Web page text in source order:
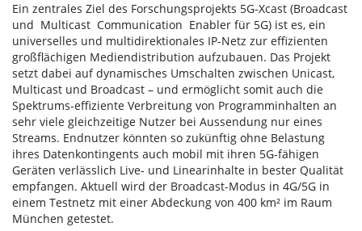
Ein zentrales Ziel des Forschungsprojekts 5G-Xcast (Broadcast
und Multicast Communication Enabler für 5G) ist es, ein
universelles und multidirektionales IP-Netz zur effizienten
großflächigen Mediendistribution aufzubauen. Das Projekt
setzt dabei auf dynamisches Umschalten zwischen Unicast,
Multicast und Broadcast – und ermöglicht somit auch die
Spektrums-effiziente Verbreitung von Programminhalten an
sehr viele gleichzeitige Nutzer bei Aussendung nur eines
Streams. Endnutzer könnten so zukünftig ohne Belastung
ihres Datenkontingents auch mobil mit ihren 5G-fähigen
Geräten verlässlich Live- und Linearinhalte in bester Qualität
empfangen. Aktuell wird der Broadcast-Modus in 4G/5G in
einem Testnetz mit einer Abdeckung von 400 km² im Raum
München getestet.